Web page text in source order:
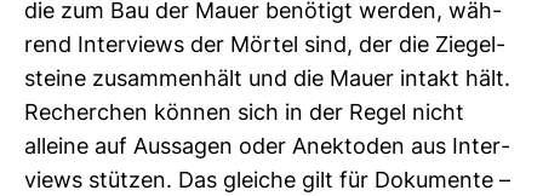
die zum Bau der Mauer benö­tigt werden, wäh­
rend Inter­views der Mörtel sind, der die Zie­gel­
steine zusam­men­hält und die Mauer intakt hält.
Recher­chen können sich in der Regel nicht
alleine auf Aus­sagen oder Anek­toden aus Inter­
views stützen. Das gleiche gilt für Doku­mente –